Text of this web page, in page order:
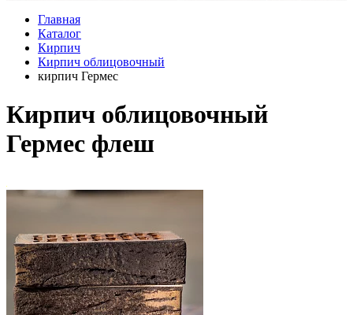
Главная
Каталог
Кирпич
Кирпич облицовочный
кирпич Гермес
Кирпич облицовочный
Гермес флеш